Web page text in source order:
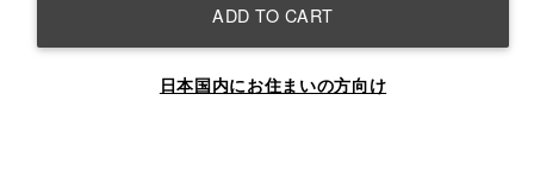
ADD TO CART
日本国内にお住まいの方向け